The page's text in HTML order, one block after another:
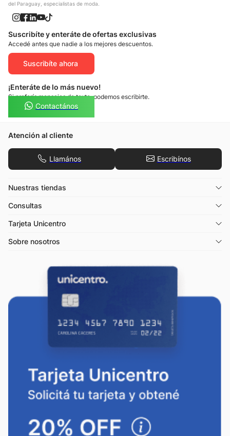
del Paraguay, especialistas de moda.
Suscribíte y enteráte de ofertas exclusivas
Accedé antes que nadie a los mejores descuentos.
Suscribíte ahora
¡Enteráte de lo más nuevo!
Si preferís mensajes de texto, podemos escribirte.
Contactános
Atención al cliente
Llamános Escribínos
Nuestras tiendas
Consultas
Tarjeta Unicentro
Sobre nosotros